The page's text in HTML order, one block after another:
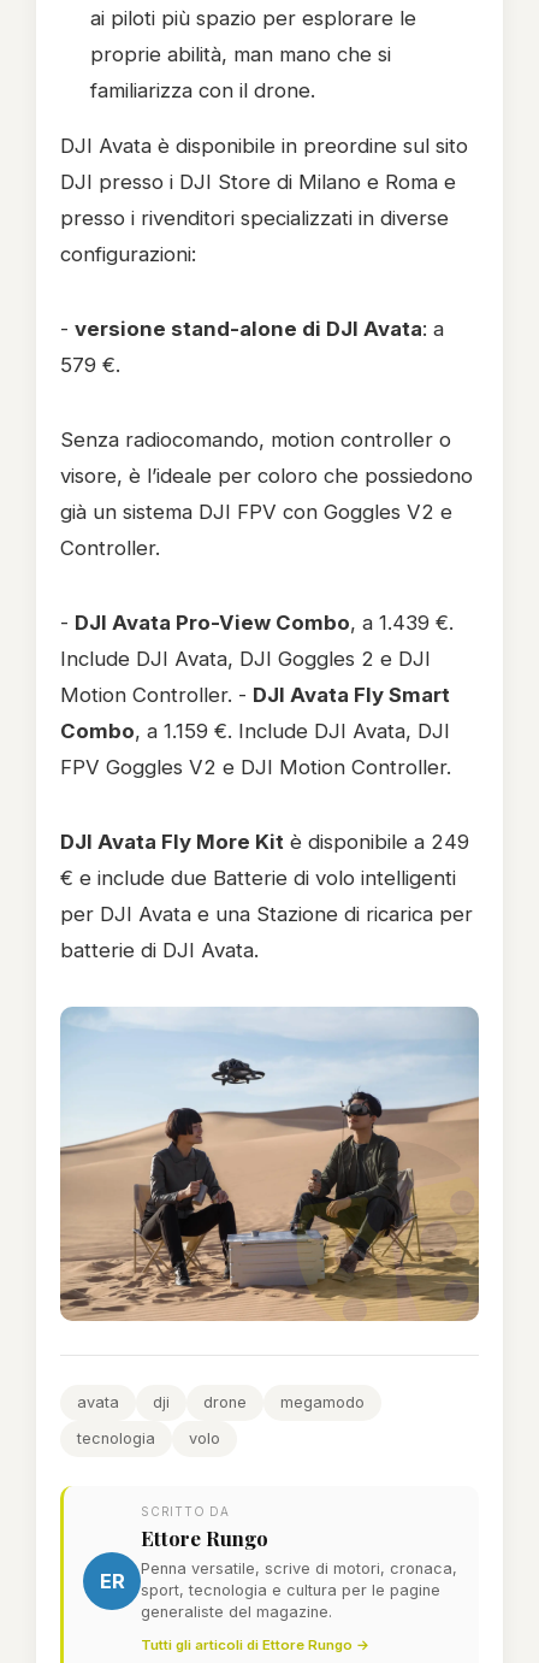
ai piloti più spazio per esplorare le
proprie abilità, man mano che si
familiarizza con il drone.
DJI Avata è disponibile in preordine sul sito
DJI presso i DJI Store di Milano e Roma e
presso i rivenditori specializzati in diverse
configurazioni:
- versione stand-alone di DJI Avata: a
579 €.
Senza radiocomando, motion controller o
visore, è l’ideale per coloro che possiedono
già un sistema DJI FPV con Goggles V2 e
Controller.
- DJI Avata Pro-View Combo, a 1.439 €.
Include DJI Avata, DJI Goggles 2 e DJI
Motion Controller. - DJI Avata Fly Smart
Combo, a 1.159 €. Include DJI Avata, DJI
FPV Goggles V2 e DJI Motion Controller.
DJI Avata Fly More Kit è disponibile a 249
€ e include due Batterie di volo intelligenti
per DJI Avata e una Stazione di ricarica per
batterie di DJI Avata.
avata dji drone
megamodo
tecnologia
volo
ER
SCRITTO DA
Ettore Rungo
Penna versatile, scrive di motori, cronaca,
sport, tecnologia e cultura per le pagine
generaliste del magazine.
Tutti gli articoli di Ettore Rungo →